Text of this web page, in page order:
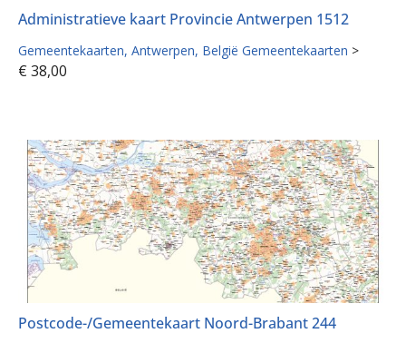
Administratieve kaart Provincie Antwerpen 1512
Gemeentekaarten Antwerpen België Gemeentekaarten >
€ 38,00
Postcode-/Gemeentekaart Noord-Brabant 244